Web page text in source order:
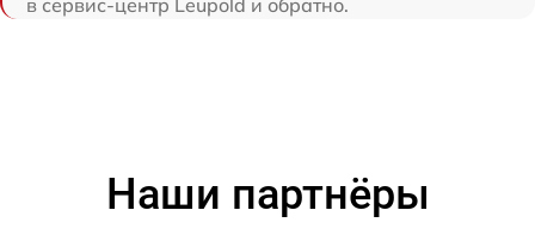
Наши партнёры